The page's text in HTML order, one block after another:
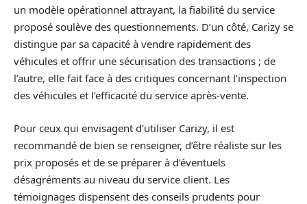
un modèle opérationnel attrayant, la fiabilité du service
proposé soulève des questionnements. D’un côté, Carizy se
distingue par sa capacité à vendre rapidement des
véhicules et offrir une sécurisation des transactions ; de
l’autre, elle fait face à des critiques concernant l’inspection
des véhicules et l’efficacité du service après-vente.
Pour ceux qui envisagent d’utiliser Carizy, il est
recommandé de bien se renseigner, d’être réaliste sur les
prix proposés et de se préparer à d’éventuels
désagréments au niveau du service client. Les
témoignages dispensent des conseils prudents pour